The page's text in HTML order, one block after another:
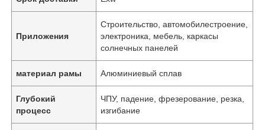
Приложения
Строительство, автомобилестроение,
электроника, мебель, каркасы
солнечных панелей
материал рамы Алюминиевый сплав
Глубокий
процесс
ЧПУ, падение, фрезерование, резка,
изгибание